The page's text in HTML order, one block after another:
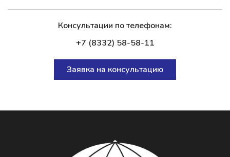
Консультации по телефонам:
+7 (8332) 58-58-11
Заявка на консультацию